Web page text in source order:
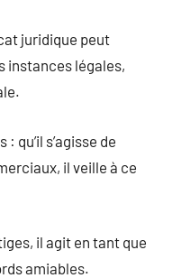
juridique peut
instances légales,
qu’il s’agisse de
il veille à ce
il agit en tant que
amiables.